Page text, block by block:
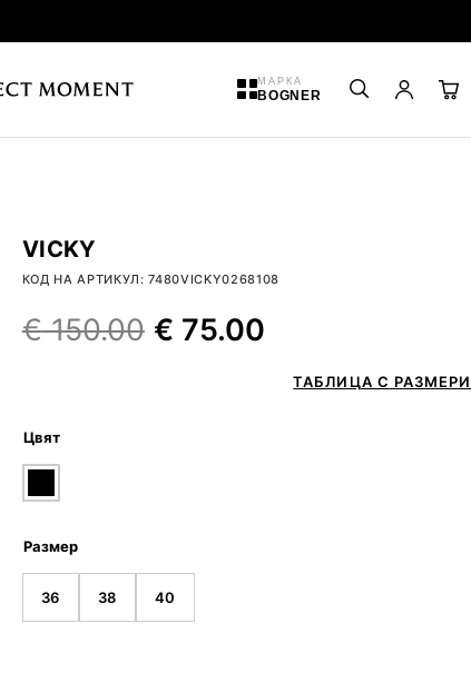
МАРКА
BOGNER
VICKY
КОД НА АРТИКУЛ: 7480VICKY0268108
€150.00 € 75.00
ТАБЛИЦА С РАЗМЕРИ
Цвят
Размер
36 38 40